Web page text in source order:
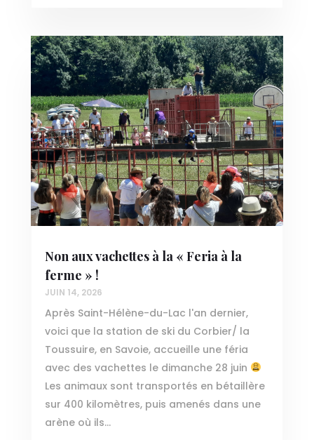
Non aux vachettes à la « Feria à la
ferme » !
JUIN 14, 2026
Après Saint-Hélène-du-Lac l'an dernier,
voici que la station de ski du Corbier/ la
Toussuire, en Savoie, accueille une féria
avec des vachettes le dimanche 28 juin
Les animaux sont transportés en bétaillère
sur 400 kilomètres, puis amenés dans une
arène où ils...